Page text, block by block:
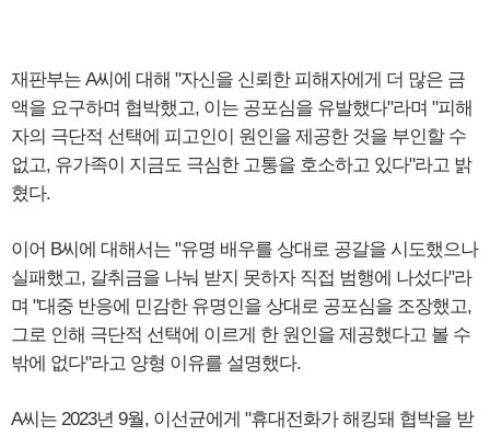
재판부는 A씨에 대해 "자신을 신뢰한 피해자에게 더 많은 금
액을 요구하며 협박했고, 이는 공포심을 유발했다"라며 "피해
자의 극단적 선택에 피고인이 원인을 제공한 것을 부인할 수
없고, 유가족이 지금도 극심한 고통을 호소하고 있다"라고 밝
혔다.
이어 B씨에 대해서는 "유명 배우를 상대로 공갈을 시도했으나
실패했고, 갈취금을 나눠 받지 못하자 직접 범행에 나섰다"라
며 "대중 반응에 민감한 유명인을 상대로 공포심을 조장했고,
그로 인해 극단적 선택에 이르게 한 원인을 제공했다고 볼 수
밖에 없다"라고 양형 이유를 설명했다.
A씨는 2023년 9월, 이선균에게 "휴대전화가 해킹돼 협박을 받